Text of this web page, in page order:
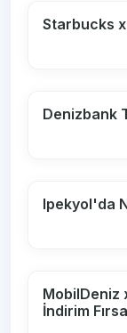
Starbucks
Denizbank
Ipekyol'da
MobilDeniz
İndirim